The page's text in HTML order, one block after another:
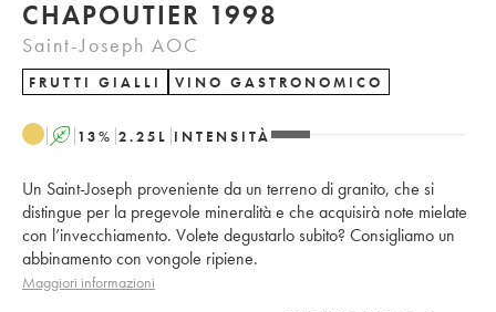
CHAPOUTIER 1998
Saint-Joseph AOC
FRUTTI GIALLI VINO GASTRONOMICO
A 13% 2.25 L INTENSITÀ
Un Saint-Joseph proveniente da un terreno di granito, che si
distingue per la pregevole mineralità e che acquisirà note mielate
con l’invecchiamento. Volete degustarlo subito? Consigliamo un
abbinamento con vongole ripiene.
Maggiori informazioni